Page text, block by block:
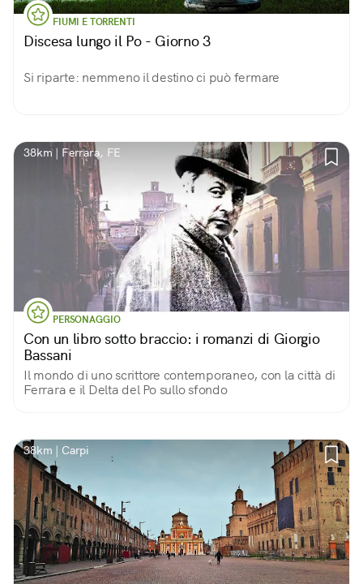
FIUMI E TORRENTI
Discesa lungo il Po - Giorno 3
Si riparte: nemmeno il destino ci può fermare
38km | Ferrara, FE
PERSONAGGIO
Con un libro sotto braccio: i romanzi di Giorgio
Bassani
Il mondo di uno scrittore contemporaneo, con la città di
Ferrara e il Delta del Po sullo sfondo
38km | Carpi